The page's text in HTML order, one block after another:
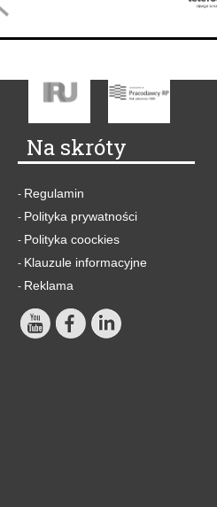
Na skróty
- Regulamin
- Polityka prywatności
- Polityka coockies
- Klauzule informacyjne
- Reklama